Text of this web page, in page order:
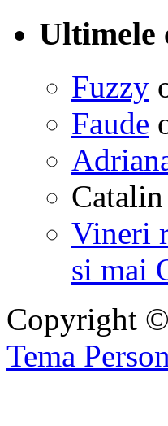
Ultimele
Fuzzy
Faude
Catalin
Vineri
si mai
Copyright
Tema